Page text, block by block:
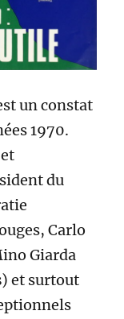
un constat
1970.
du
Carlo
Giarda
) et surtout